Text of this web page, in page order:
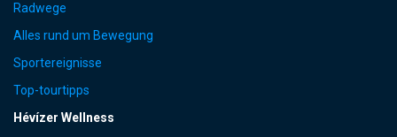
Radwege
Alles rund um Bewegung
Sportereignisse
Top-tourtipps
Hévízer Wellness